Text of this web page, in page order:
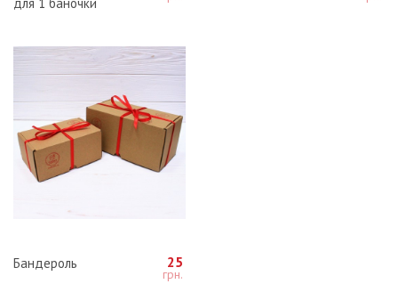
для 1 баночки
Бандероль 25